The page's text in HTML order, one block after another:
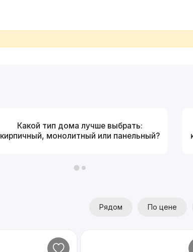
Какой тип дома лучше выбрать:
кирпичный, монолитный или панельный?
Рядом По цене